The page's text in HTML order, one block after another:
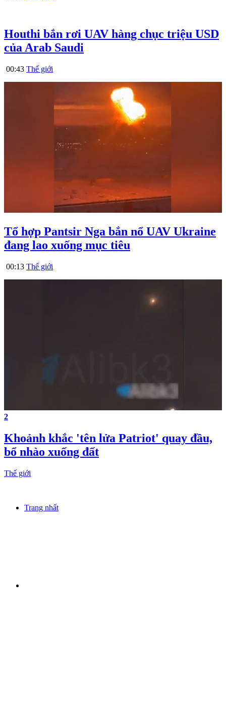
Houthi bắn rơi UAV hàng chục triệu USD
của Arab Saudi
00:43 Thế giới
Tổ hợp Pantsir Nga bắn nổ UAV Ukraine
đang lao xuống mục tiêu
00:13 Thế giới
2
Khoảnh khắc 'tên lửa Patriot' quay đầu,
bổ nhào xuống đất
Thế giới
Trang nhất